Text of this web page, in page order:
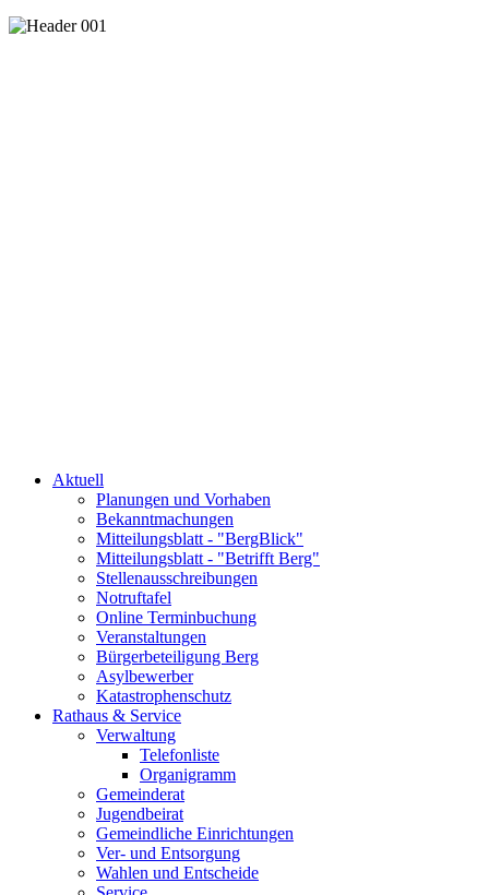
Aktuell
Planungen und Vorhaben
Bekanntmachungen
Mitteilungsblatt - "BergBlick"
Mitteilungsblatt - "Betrifft Berg"
Stellenausschreibungen
Notruftafel
Online Terminbuchung
Veranstaltungen
Bürgerbeteiligung Berg
Asylbewerber
Katastrophenschutz
Rathaus & Service
Verwaltung
Telefonliste
Organigramm
Gemeinderat
Jugendbeirat
Gemeindliche Einrichtungen
Ver- und Entsorgung
Wahlen und Entscheide